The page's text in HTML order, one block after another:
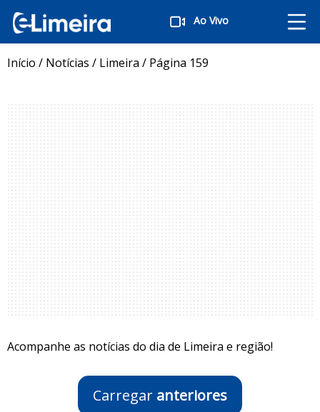
Ao Vivo
Início / Notícias / Limeira / Página 159
Acompanhe as notícias do dia de Limeira e região!
Carregar anteriores